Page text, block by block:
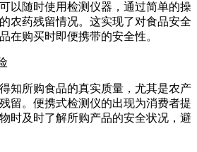
以随时使用检测仪器，通过简单的操
农药残留情况。这实现了对食品安全
在购买时即便携带的安全性。
所购食品的真实质量，尤其是农产
留。便携式检测仪的出现为消费者提
时及时了解所购产品的安全状况，避